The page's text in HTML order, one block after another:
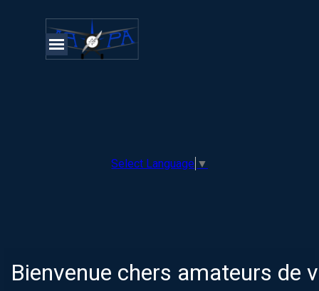
Sauter le menu
Select Language ▼
Bienvenue chers amateurs de